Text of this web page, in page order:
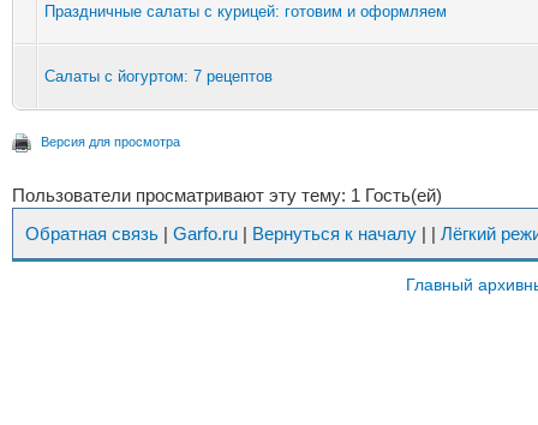
Праздничные салаты с курицей: готовим и оформляем
Салаты с йогуртом: 7 рецептов
Версия для просмотра
Пользователи просматривают эту тему: 1 Гость(ей)
Обратная связь | Garfo.ru | Вернуться к началу | | Лёгкий
Главный